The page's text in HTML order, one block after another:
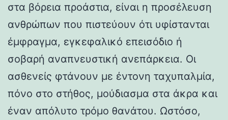
στα βόρεια προάστια, είναι η προσέλευση
ανθρώπων που πιστεύουν ότι υφίστανται
έμφραγμα, εγκεφαλικό επεισόδιο ή
σοβαρή αναπνευστική ανεπάρκεια. Οι
ασθενείς φτάνουν με έντονη ταχυπαλμία,
πόνο στο στήθος, μούδιασμα στα άκρα και
έναν απόλυτο τρόμο θανάτου. Ωστόσο,